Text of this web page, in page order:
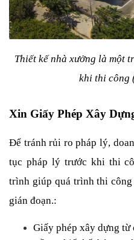
Thiết kế nhà xưởng là một
khi thi công
Xin Giấy Phép Xây
Để tránh rủi ro pháp lý,
tục pháp lý trước khi thi
trình giúp quá trình thi
gián đoạn.:
Giấy phép xây dựng từ